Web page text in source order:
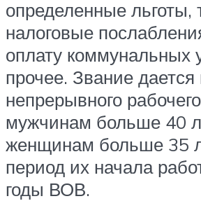
определенные льготы,
налоговые
оплату коммунальных
прочее. Звание
непрерывного
мужчинам больше 40
женщинам больше 35
период их начала
годы ВОВ.